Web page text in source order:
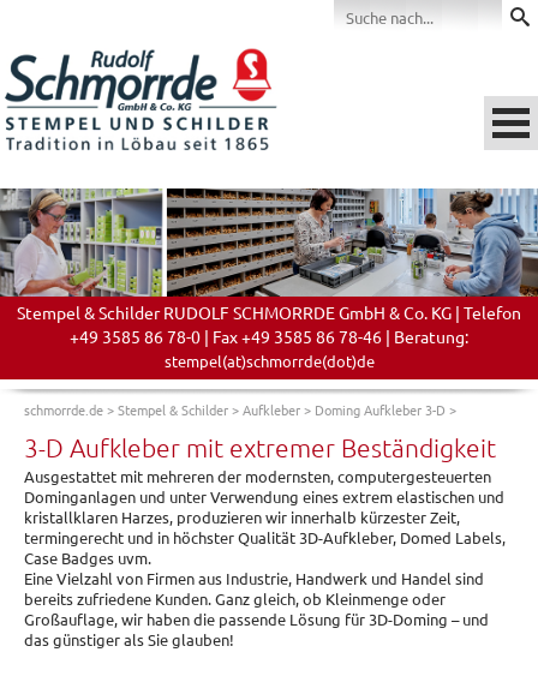
Stempel & Schilder RUDOLF SCHMORRDE GmbH & Co. KG | Telefon
+49 3585 86 78-0 | Fax +49 3585 86 78-46 | Beratung:
stempel(at)schmorrde(dot)de
schmorrde.de>Stempel & Schilder>Aufkleber> Doming Aufkleber 3-D >
3-D Aufkleber mit extremer Beständigkeit
Ausgestattet mit mehreren der modernsten, computergesteuerten
Dominganlagen und unter Verwendung eines extrem elastischen und
kristallklaren Harzes, produzieren wir innerhalb kürzester Zeit,
termingerecht und in höchster Qualität 3D-Aufkleber, Domed Labels,
Case Badges uvm.
Eine Vielzahl von Firmen aus Industrie, Handwerk und Handel sind
bereits zufriedene Kunden. Ganz gleich, ob Kleinmenge oder
Großauflage, wir haben die passende Lösung für 3D-Doming – und
das günstiger als Sie glauben!